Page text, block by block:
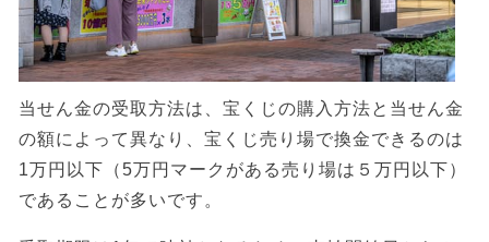
当せん金の受取方法は、宝くじの購入方法と当せん金
の額によって異なり、宝くじ売り場で換金できるのは
1万円以下（5万円マークがある売り場は５万円以下）
であることが多いです。